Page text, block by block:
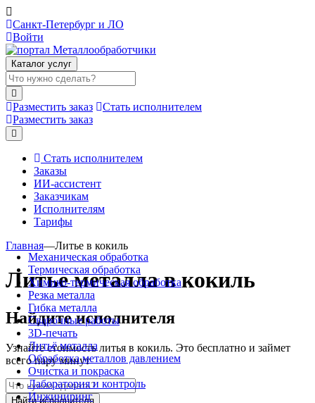
Санкт-Петербург и ЛО
Войти
Каталог услуг
Разместить заказ
Стать исполнителем
Разместить заказ
Стать исполнителем
Заказы
ИИ-ассистент
Заказчикам
Исполнителям
Тарифы
Механическая обработка
Термическая обработка
Химико-термическая обработка
Резка металла
Гибка металла
Сварочные работы
3D-печать
Литьё металла
Обработка металлов давлением
Очистка и покраска
Лаборатория и контроль
Инжиниринг
Главная—Литье в кокиль
Литье металла в кокиль
Найдите исполнителя
Узнайте стоимость литья в кокиль. Это бесплатно и займет
всего пару минут
Найти исполнителя